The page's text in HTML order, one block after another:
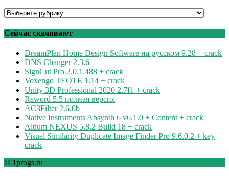
Программы
рубрикам
Сейчас скачивают
DreamPlan Home Design Software на русском 9.28 + crack
DNS Changer 2.3.6
SignCut Pro 2.0.1.488 + crack
Voxengo TEOTE 1.14 + crack
Unity 3D Professional 2020 2.7f1 + crack
Reword 5.5 полная версия
AC3Filter 2.6.0b
Native Instruments Absynth 6 v6.1.0 + Content + crack
Altium NEXUS 5.8.2 Build 18 + crack
Visual Similarity Duplicate Image Finder Pro 9.6.0.2 + key
crack
© 1progs.ru